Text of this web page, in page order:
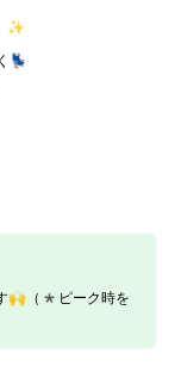
✨
💺
🙌（*ピーク時を